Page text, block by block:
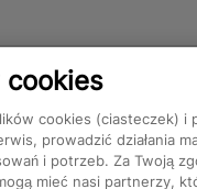
cookies (ciasteczek) i
prowadzić działania
i potrzeb. Za Twoją
mieć nasi partnerzy,